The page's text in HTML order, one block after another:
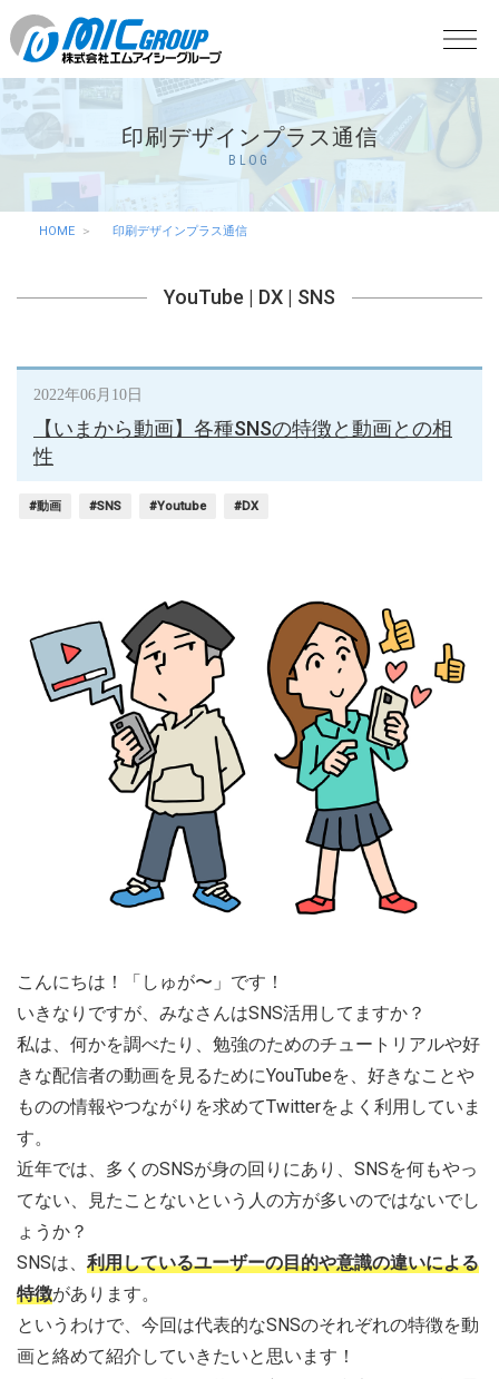
印刷デザインプラス通信
BLOG
HOME 印刷デザインプラス通信
YouTube | DX | SNS
2022年06月10日
【いまから動画】各種SNSの特徴と動画との相
性
#動画 #SNS #Youtube #DX
こんにちは！「しゅが〜」です！
いきなりですが、みなさんはSNS活用してますか？
私は、何かを調べたり、勉強のためのチュートリアルや好
きな配信者の動画を見るためにYouTubeを、好きなことや
ものの情報やつながりを求めてTwitterをよく利用していま
す。
近年では、多くのSNSが身の回りにあり、SNSを何もやっ
てない、見たことないという人の方が多いのではないでし
ょうか？
SNSは、 利用しているユーザーの目的や意識の違いによる
特徴があります。
というわけで、今回は代表的なSNSのそれぞれの特徴を動
画と絡めて紹介していきたいと思います！